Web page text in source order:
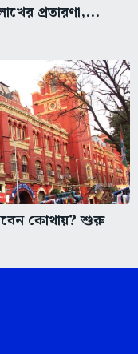
প্রতারণা,...
কোথায়? শুরু